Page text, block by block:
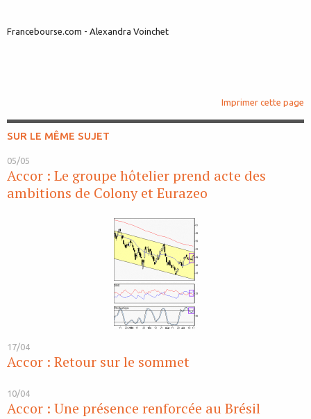
Francebourse.com - Alexandra Voinchet
Imprimer cette page
SUR LE MÊME SUJET
05/05
Accor : Le groupe hôtelier prend acte des
ambitions de Colony et Eurazeo
17/04
Accor : Retour sur le sommet
10/04
Accor : Une présence renforcée au Brésil